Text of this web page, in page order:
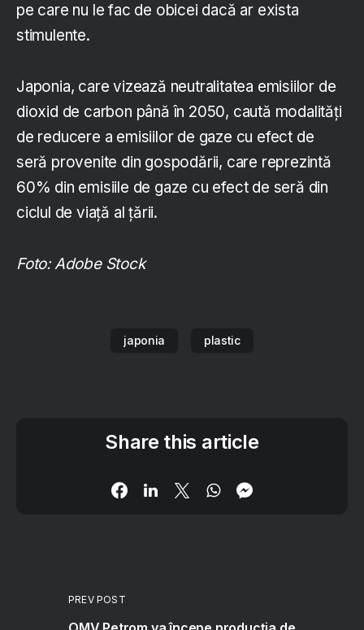
pe care nu le fac de obicei dacă ar exista
stimulente.
Japonia, care vizează neutralitatea emisiilor de
dioxid de carbon până în 2050, caută modalități
de reducere a emisiilor de gaze cu efect de
seră provenite din gospodării, care reprezintă
60% din emisiile de gaze cu efect de seră din
ciclul de viață al țării.
Foto: Adobe Stock
japonia plastic
Share this article
PREV POST